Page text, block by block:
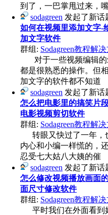
到了，一巴掌甩过来，
sodagreen 发起了新话
如何在视频里添加文字-
加文字软件
群组: Sodagreen教程解
对于一些视频编辑的
都是很熟悉的操作。但
加文字的软件都不知道
sodagreen 发起了新话
怎么把电影里的搞笑片
电影视频剪切软件
群组: Sodagreen教程解
转眼又快过了一年，
内心和小编一样慌的，
忍受七大姑八大姨的催
sodagreen 发起了新话
怎么修改视频播放画面
面尺寸修改软件
群组: Sodagreen教程解
平时我们在外面看到